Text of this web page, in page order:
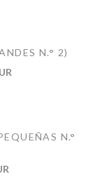
N.° 2)
N.°